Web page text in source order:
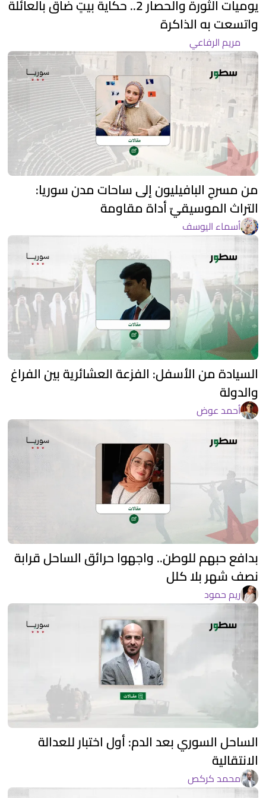
يوميات الثورة والحصار 2.. حكاية بيتٍ ضاق بالعائلة
واتسعت به الذاكرة
مريم الرفاعي
من مسرحِ البافيليون إلى ساحات مدن سوريا:
التراث الموسيقيّ أداة مقاومة
أسماء اليوسف
السيادة من الأسفل: الفزعة العشائرية بين الفراغ
والدولة
أحمد عوض
بدافع حبهم للوطن.. واجهوا حرائق الساحل قرابة
نصف شهر بلا كلل
ريم حمود
الساحل السوري بعد الدم: أول اختبار للعدالة
الانتقالية
محمد كركص